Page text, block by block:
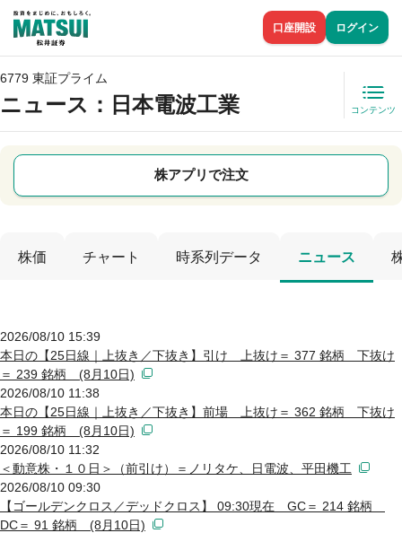
口座開設 ログイン
6779 東証プライム
ニュース ：日本電波工業 コンテンツ
株アプリで注文
株価 チャート 時系列データ ニュース
2026/08/10 15:39
本日の【25日線｜上抜き／下抜き】引け 上抜け＝ 377 銘柄 下抜け
＝ 239 銘柄 (8月10日)
2026/08/10 11:38
本日の【25日線｜上抜き／下抜き】前場 上抜け＝ 362 銘柄 下抜け
＝ 199 銘柄 (8月10日)
2026/08/10 11:32
＜動意株・１０日＞（前引け）＝ノリタケ、日電波、平田機工
2026/08/10 09:30
【ゴールデンクロス／デッドクロス】 09:30現在 GC＝ 214 銘柄
DC＝ 91 銘柄 (8月10日)